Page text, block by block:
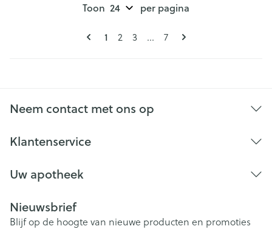
Pagina's
U lees momenteel pagina
1 Pagina
2 Pagina
3 ... Pagina
7
Toon per pagina
Neem contact met ons op
Klantenservice
Uw apotheek
Nieuwsbrief
Blijf op de hoogte van nieuwe producten en promoties